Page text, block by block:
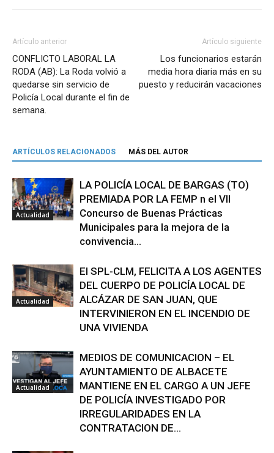
Artículo anterior
CONFLICTO LABORAL LA
RODA (AB): La Roda volvió a
quedarse sin servicio de
Policía Local durante el fin de
semana.
Artículo siguiente
Los funcionarios estarán
media hora diaria más en su
puesto y reducirán vacaciones
ARTÍCULOS RELACIONADOS MÁS DEL AUTOR
Actualidad
LA POLICÍA LOCAL DE BARGAS (TO)
PREMIADA POR LA FEMP n el VII
Concurso de Buenas Prácticas
Municipales para la mejora de la
convivencia...
Actualidad
El SPL-CLM, FELICITA A LOS AGENTES
DEL CUERPO DE POLICÍA LOCAL DE
ALCÁZAR DE SAN JUAN, QUE
INTERVINIERON EN EL INCENDIO DE
UNA VIVIENDA
Actualidad
MEDIOS DE COMUNICACION – EL
AYUNTAMIENTO DE ALBACETE
MANTIENE EN EL CARGO A UN JEFE
DE POLICÍA INVESTIGADO POR
IRREGULARIDADES EN LA
CONTRATACION DE...